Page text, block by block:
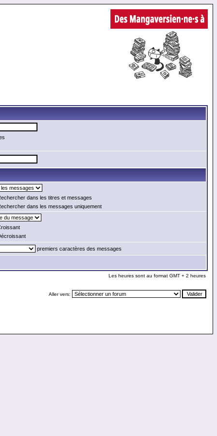
dans les titres et messages
dans les messages uniquement
premiers caractères des messages
Les heures sont au format GMT + 2 heures
Aller vers: